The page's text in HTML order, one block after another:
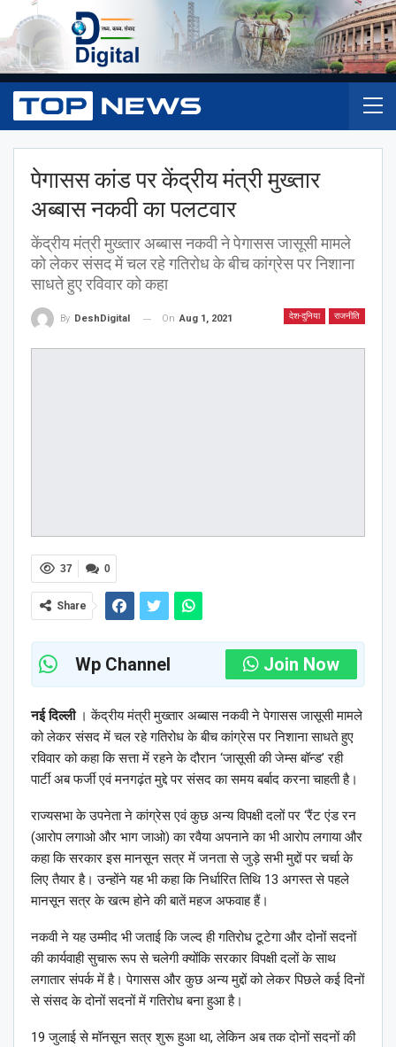
पेगासस कांड पर केंद्रीय मंत्री मुख्तार
अब्बास नकवी का पलटवार
केंद्रीय मंत्री मुख्तार अब्बास नकवी ने पेगासस जासूसी मामले
को लेकर संसद में चल रहे गतिरोध के बीच कांग्रेस पर निशाना
साधते हुए रविवार को कहा
देश-दुनिया राजनीति
By DeshDigital On Aug 1, 2021
0
37
Share
Wp Channel Join Now
नई दिल्ली। केंद्रीय मंत्री मुख्तार अब्बास नकवी ने पेगासस जासूसी मामले
को लेकर संसद में चल रहे गतिरोध के बीच कांग्रेस पर निशाना साधते हुए
रविवार को कहा कि सत्ता में रहने के दौरान ‘जासूसी की जेम्स बॉन्ड’ रही
पार्टी अब फर्जी एवं मनगढ़ंत मुद्दे पर संसद का समय बर्बाद करना चाहती है।
राज्यसभा के उपनेता ने कांग्रेस एवं कुछ अन्य विपक्षी दलों पर ‘रैंट एंड रन
(आरोप लगाओ और भाग जाओ) का रवैया अपनाने का भी आरोप लगाया और
कहा कि सरकार इस मानसून सत्र में जनता से जुड़े सभी मुद्दों पर चर्चा के
लिए तैयार है। उन्होंने यह भी कहा कि निर्धारित तिथि 13 अगस्त से पहले
मानसून सत्र के खत्म होने की बातें महज अफवाह हैं।
नकवी ने यह उम्मीद भी जताई कि जल्द ही गतिरोध टूटेगा और दोनों सदनों
की कार्यवाही सुचारू रूप से चलेगी क्योंकि सरकार विपक्षी दलों के साथ
लगातार संपर्क में है। पेगासस और कुछ अन्य मुद्दों को लेकर पिछले कई दिनों
से संसद के दोनों सदनों में गतिरोध बना हुआ है।
19 जुलाई से मॉनसून सत्र शुरू हुआ था, लेकिन अब तक दोनों सदनों की